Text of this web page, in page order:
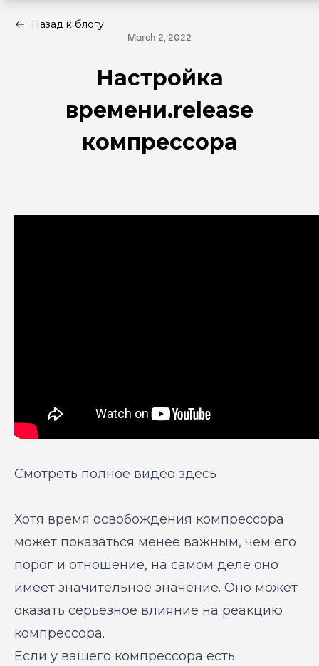
Назад к блогу
March 2, 2022
Настройка
времени.release
компрессора
Смотреть полное видео здесь
Хотя время освобождения компрессора
может показаться менее важным, чем его
порог и отношение, на самом деле оно
имеет значительное значение. Оно может
оказать серьезное влияние на реакцию
компрессора.
Если у вашего компрессора есть